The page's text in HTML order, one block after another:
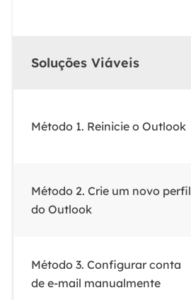
Soluções Viáveis
Método 1. Reinicie o Outlook
Método 2. Crie um novo perfil
do Outlook
Método 3. Configurar conta
de e-mail manualmente